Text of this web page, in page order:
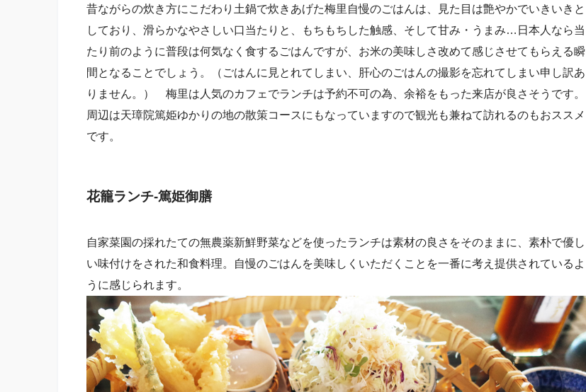
昔ながらの炊き方にこだわり土鍋で炊きあげた梅里自慢のごはんは、見た目は艶やかでいきいきと
しており、滑らかなやさしい口当たりと、もちもちした触感、そして甘み・うまみ…日本人なら当
たり前のように普段は何気なく食するごはんですが、お米の美味しさ改めて感じさせてもらえる瞬
間となることでしょう。（ごはんに見とれてしまい、肝心のごはんの撮影を忘れてしまい申し訳あ
りません。） 梅里は人気のカフェでランチは予約不可の為、余裕をもった来店が良さそうです。
周辺は天璋院篤姫ゆかりの地の散策コースにもなっていますので観光も兼ねて訪れるのもおススメ
です。
花籠ランチ-篤姫御膳
自家菜園の採れたての無農薬新鮮野菜などを使ったランチは素材の良さをそのままに、素朴で優し
い味付けをされた和食料理。自慢のごはんを美味しくいただくことを一番に考え提供されているよ
うに感じられます。